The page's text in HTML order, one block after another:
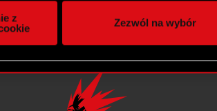
i analitycznym. Partnerzy mogą
podczas korzystania z ich
cookie.
z
Zezwól na wybór